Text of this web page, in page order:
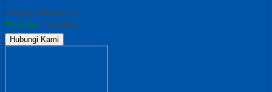
*Harga Hubungi CS
Tersedia / prsdbl01
Hubungi Kami